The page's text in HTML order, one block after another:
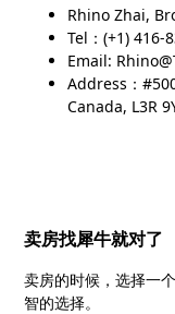
Rhino Zhai,
Tel：(+1) 416-
Email:
Address：
Canada, L3R
卖房找犀牛就对了
卖房的时候，选择一
智的选择。